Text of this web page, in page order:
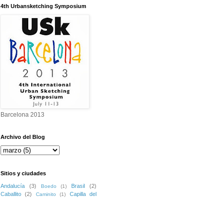
4th Urbansketching Symposium
Barcelona 2013
Archivo del Blog
Sitios y ciudades
Andalucía (3) Boedo (1) Brasil
(2)
Caballito
(2) Caminito (1)
Capilla del